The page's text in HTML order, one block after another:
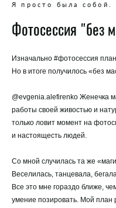
Я просто была собой.
Фотосессия "без
Изначально #фотосессия
Но в итоге получилось «без
@evgenia.alefirenko Женечка
работы своей живостью и
только ловит момент на
и настоящесть людей.
Со мной случилась та же
Веселилась, танцевала,
Все это мне гораздо ближе,
умение позировать. Мой план